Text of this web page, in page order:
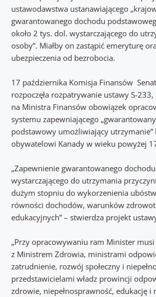
ustawodawstwa ustanawiającego
gwarantowanego dochodu
około 2 tys. dol. wystarczającego do
osoby”. Miałby on zastąpić emeryturę
ubezpieczenia od bezrobocia.
17 października Komisja Finansów
rozpoczęła rozpatrywanie ustawy S-233,
na Ministra Finansów obowiązek
systemu zapewniającego
podstawowy umożliwiający utrzymanie”
obywatelowi Kanady w wieku powyżej
„Zapewnienie gwarantowanego
wystarczającego do utrzymania
dużym stopniu do wykorzenienia
równości dochodów, warunków
edukacyjnych” – stwierdza projekt
„Przy opracowywaniu ram Minister
z Ministrem Zdrowia, ministrami
zatrudnienie, rozwój społeczny i
przedstawicielami władz prowincji
zdrowie, niepełnosprawność, edukację i